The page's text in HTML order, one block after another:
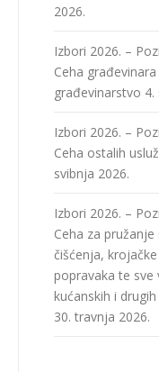
2026.
Izbori 2026. –
Ceha
građevinarstvo 4.
Izbori 2026. –
Ceha ostalih
svibnja 2026.
Izbori 2026. –
Ceha za pružanje
čišćenja,
popravaka te sve
kućanskih i
30. travnja 2026.